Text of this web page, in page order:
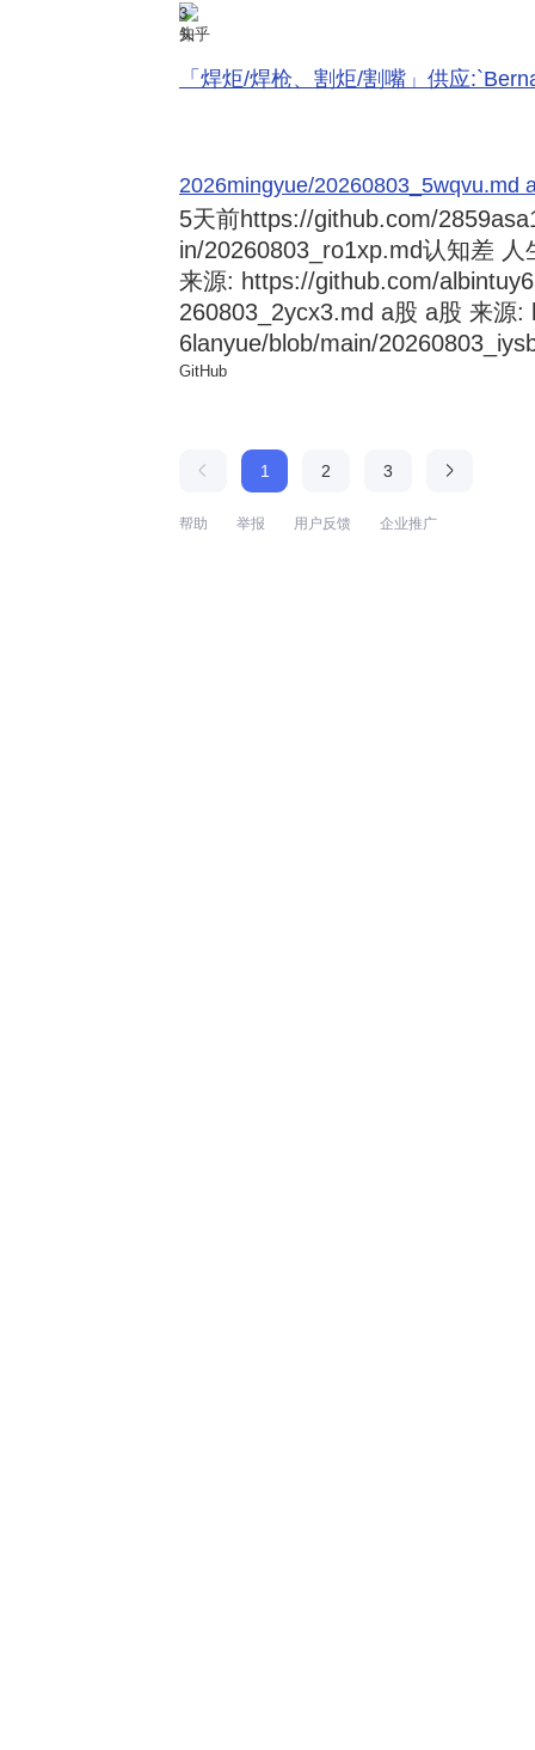
3
知乎
「焊炬/焊枪、割炬/割嘴」供应
2026mingyue/20260803_5wqvu.md
5天前https://github.com/
in/20260803_ro1xp.md认知差
来源: https://github.com/
260803_2ycx3.md a股 a股 来源
6lanyue/blob/main/
GitHub
1 2 3
帮助 举报 用户反馈 企业推广